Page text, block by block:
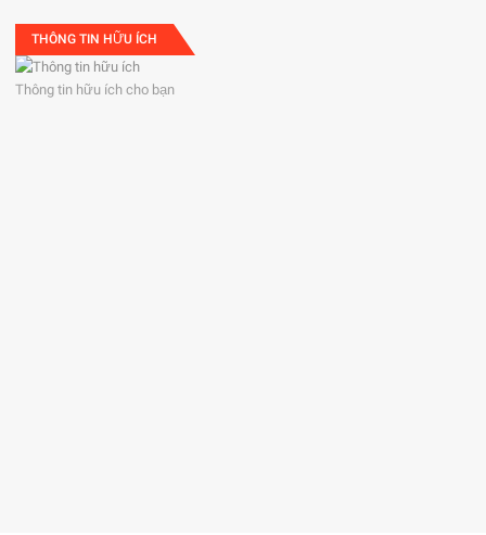
THÔNG TIN HỮU ÍCH
Thông tin hữu ích cho bạn